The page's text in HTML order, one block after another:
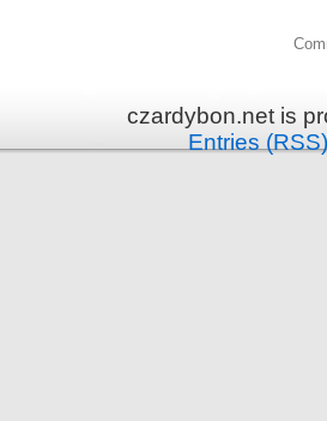
czardybon.net is
Entries (RSS)